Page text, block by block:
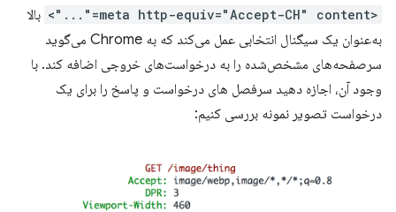
<meta http-equiv="Accept-CH" content="...">
بالا
به‌عنوان یک سیگنال انتخابی عمل می‌کند که به Chrome می‌گوید
سرصفحه‌های مشخص‌شده را به درخواست‌های خروجی اضافه کند. با
وجود آن، اجازه دهید سرفصل های درخواست و پاسخ را برای یک
درخواست تصویر نمونه بررسی کنیم: